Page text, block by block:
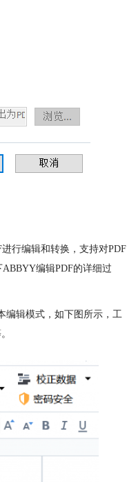
行编辑和转换，支持对PDF
编辑PDF的详细过
编辑模式，如下图所示，工